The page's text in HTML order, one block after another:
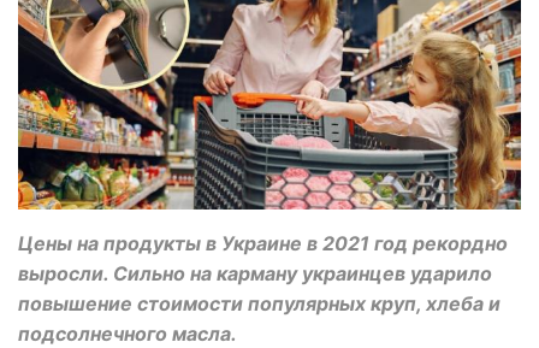
Цены на продукты в Украине в 2021 год рекордно
выросли. Сильно на карману украинцев ударило
повышение стоимости популярных круп, хлеба и
подсолнечного масла.